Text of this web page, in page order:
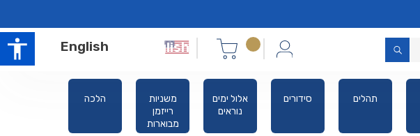
English
הלכה
משניות
רייזמן
מבוארות
אלול ימים
נוראים
סידורים תהלים